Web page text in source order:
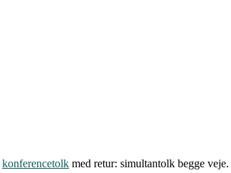
konferencetolk med retur: simultantolk begge